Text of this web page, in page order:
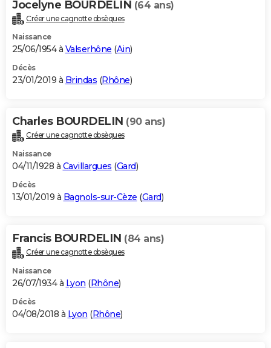
Jocelyne BOURDELIN (64 ans)
Créer une cagnotte obsèques
Naissance
25/06/1954 à Valserhône (Ain)
Décès
23/01/2019 à Brindas (Rhône)
Charles BOURDELIN (90 ans)
Créer une cagnotte obsèques
Naissance
04/11/1928 à Cavillargues (Gard)
Décès
13/01/2019 à Bagnols-sur-Cèze (Gard)
Francis BOURDELIN (84 ans)
Créer une cagnotte obsèques
Naissance
26/07/1934 à Lyon (Rhône)
Décès
04/08/2018 à Lyon (Rhône)